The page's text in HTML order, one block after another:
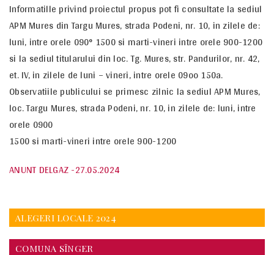
Informatille privind proiectul propus pot fi consultate la sediul
APM Mures din Targu Mures, strada Podeni, nr. 10, in zilele de:
luni, intre orele 090° 1500 si marti-vineri intre orele 900-1200
si la sediul titularului din loc. Tg. Mures, str. Pandurilor, nr. 42,
et. IV, in zilele de luni – vineri, intre orele 09oo 150a.
Observatiile publicului se primesc zilnic la sediul APM Mures,
loc. Targu Mures, strada Podeni, nr. 10, in zilele de: luni, intre
orele 0900
1500 si marti-vineri intre orele 900-1200
ANUNT DELGAZ -27.05.2024
ALEGERI LOCALE 2024
COMUNA SÎNGER